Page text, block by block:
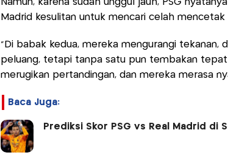
Namun, karena sudah unggul jauh, PSG
Madrid kesulitan untuk mencari celah mencetak
“Di babak kedua, mereka mengurangi tekanan,
peluang, tetapi tanpa satu pun tembakan tepat
merugikan pertandingan, dan mereka merasa
Baca Juga:
Prediksi Skor PSG vs Real Madrid di